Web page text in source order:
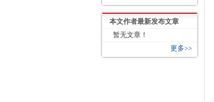
本文作者最新发布文章
暂无文章！
更多>>